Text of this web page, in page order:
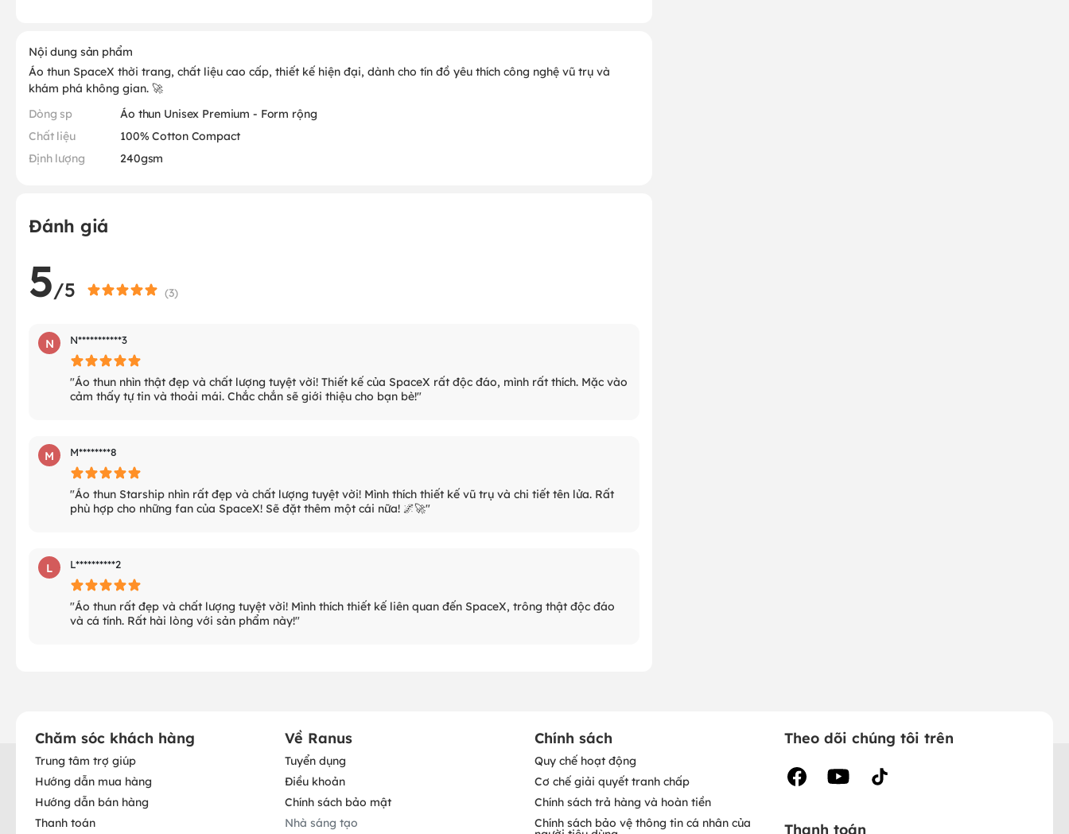
Nội dung sản phẩm
Áo thun SpaceX thời trang, chất liệu cao cấp, thiết kế hiện đại, dành cho tín đồ yêu thích công nghệ vũ trụ và
khám phá không gian. 🚀
Dòng sp
Áo thun Unisex Premium - Form rộng
Chất liệu
100% Cotton Compact
Định lượng
240gsm
Đánh giá
5/5 (3)
N N***********3
"Áo thun nhìn thật đẹp và chất lượng tuyệt vời! Thiết kế của SpaceX rất độc đáo, mình rất thích. Mặc vào
cảm thấy tự tin và thoải mái. Chắc chắn sẽ giới thiệu cho bạn bè!"
M M********8
"Áo thun Starship nhìn rất đẹp và chất lượng tuyệt vời! Mình thích thiết kế vũ trụ và chi tiết tên lửa. Rất
phù hợp cho những fan của SpaceX! Sẽ đặt thêm một cái nữa! 🌌🚀"
L L**********2
"Áo thun rất đẹp và chất lượng tuyệt vời! Mình thích thiết kế liên quan đến SpaceX, trông thật độc đáo
và cá tính. Rất hài lòng với sản phẩm này!"
Chăm sóc khách hàng
Trung tâm trợ giúp
Hướng dẫn mua hàng
Hướng dẫn bán hàng
Thanh toán
Về Ranus
Tuyển dụng
Điều khoản
Chính sách bảo mật
Nhà sáng tạo
Chính sách
Quy chế hoạt động
Cơ chế giải quyết tranh chấp
Chính sách trả hàng và hoàn tiền
Chính sách bảo vệ thông tin cá nhân của
Theo dõi chúng tôi trên
Thanh toán